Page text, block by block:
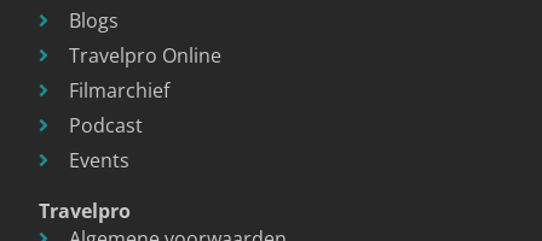
Blogs
Travelpro Online
Filmarchief
Podcast
Events
Travelpro